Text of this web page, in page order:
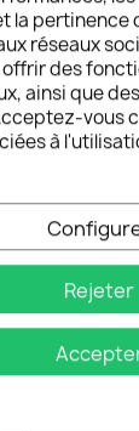
EXPRESS
en
& SERVICE
? Un
:
ou problème
la pertinence
réseaux
des
ainsi que
vous
à
Rejeter